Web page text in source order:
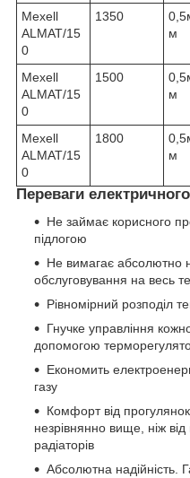
Mexell
ALMAT/15
0
1350
м
Mexell
ALMAT/15
0
1500
м
Mexell
ALMAT/15
0
1800
м
Переваги
Не займає корисного
підлогою
Не вимагає абсолютно
обслуговування на весь
Рівномірний розподіл
Гнучке управління
допомогою
Економить
газу
Комфорт від прогулянок
незрівнянно вище, ніж
радіаторів
Абсолютна надійність.